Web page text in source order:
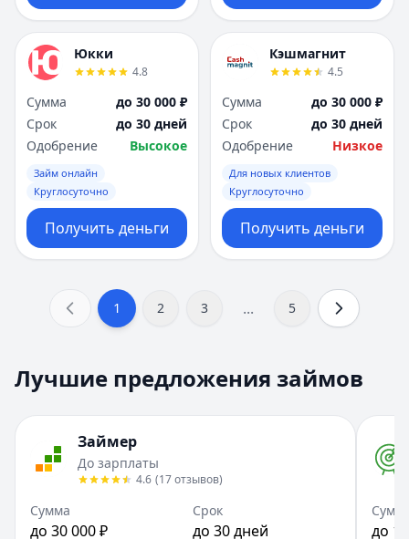
Юкки
4.8
Сумма
до 30 000 ₽
Срок
до 30 дней
Одобрение
Высокое
Займ онлайн
Круглосуточно
Получить деньги
Кэшмагнит
4.5
Сумма
до 30 000 ₽
Срок
до 30 дней
Одобрение
Низкое
Для новых клиентов
Круглосуточно
Получить деньги
1 2 3 ... 5
Лучшие предложения займов
Займер
До зарплаты
4.6 (17отзывов)
Сумма
до 30 000 ₽
Срок
до 30 дней до